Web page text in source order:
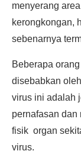
menyerang
kerongkongan,
sebenarnya
Beberapa
disebabkan
virus ini adalah
pernafasan dan
fisik organ
virus.